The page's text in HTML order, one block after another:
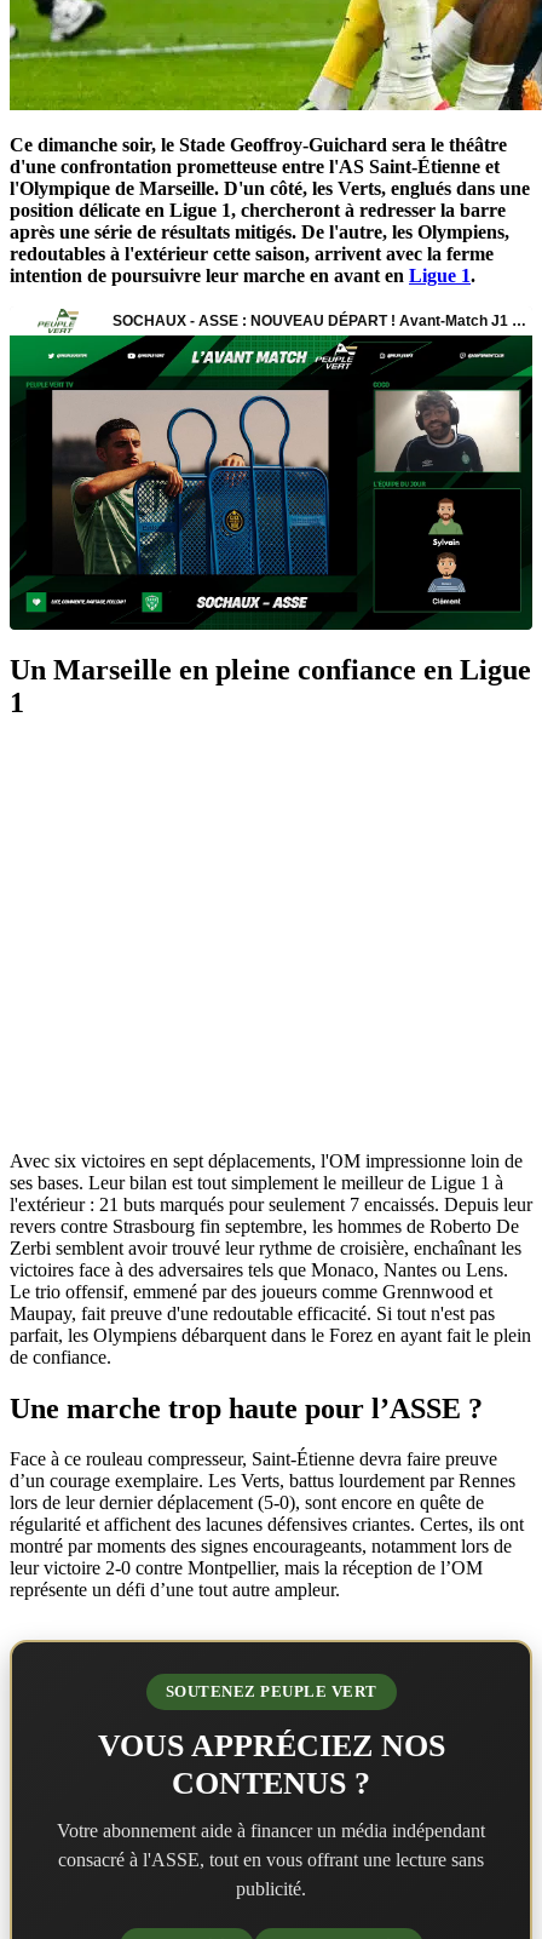
Ce dimanche soir, le Stade Geoffroy-Guichard sera le théâtre
d'une confrontation prometteuse entre l'AS Saint-Étienne et
l'Olympique de Marseille. D'un côté, les Verts, englués dans une
position délicate en Ligue 1, chercheront à redresser la barre
après une série de résultats mitigés. De l'autre, les Olympiens,
redoutables à l'extérieur cette saison, arrivent avec la ferme
intention de poursuivre leur marche en avant en Ligue 1.
Un Marseille en pleine confiance en Ligue
1
Avec six victoires en sept déplacements, l'OM impressionne loin de
ses bases. Leur bilan est tout simplement le meilleur de Ligue 1 à
l'extérieur : 21 buts marqués pour seulement 7 encaissés. Depuis leur
revers contre Strasbourg fin septembre, les hommes de Roberto De
Zerbi semblent avoir trouvé leur rythme de croisière, enchaînant les
victoires face à des adversaires tels que Monaco, Nantes ou Lens.
Le trio offensif, emmené par des joueurs comme Grennwood et
Maupay, fait preuve d'une redoutable efficacité. Si tout n'est pas
parfait, les Olympiens débarquent dans le Forez en ayant fait le plein
de confiance.
Une marche trop haute pour l’ASSE ?
Face à ce rouleau compresseur, Saint-Étienne devra faire preuve
d’un courage exemplaire. Les Verts, battus lourdement par Rennes
lors de leur dernier déplacement (5-0), sont encore en quête de
régularité et affichent des lacunes défensives criantes. Certes, ils ont
montré par moments des signes encourageants, notamment lors de
leur victoire 2-0 contre Montpellier, mais la réception de l’OM
représente un défi d’une tout autre ampleur.
SOUTENEZ PEUPLE VERT
VOUS APPRÉCIEZ NOS
CONTENUS ?
Votre abonnement aide à financer un média indépendant
consacré à l'ASSE, tout en vous offrant une lecture sans
publicité.